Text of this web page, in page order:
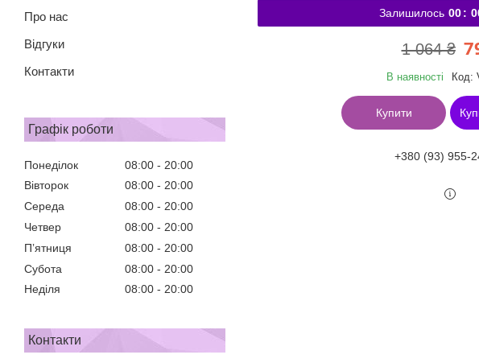
Про нас
Відгуки
Контакти
Графік роботи
Понеділок 08:00
20:00
Вівторок
08:00
20:00
Середа
08:00
20:00
Четвер
08:00
20:00
Пʼятниця
08:00
20:00
Субота
08:00
20:00
Неділя
08:00 20:00
Контакти
Залишилось 00 0
1 064 ₴
В наявності Код:
Купити
+380 (93) 955-